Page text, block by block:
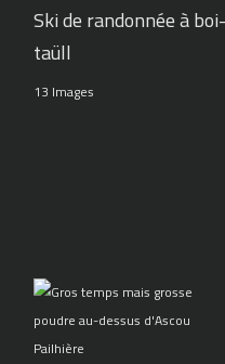
Ski de randonnée à boi-
taüll
13 Images